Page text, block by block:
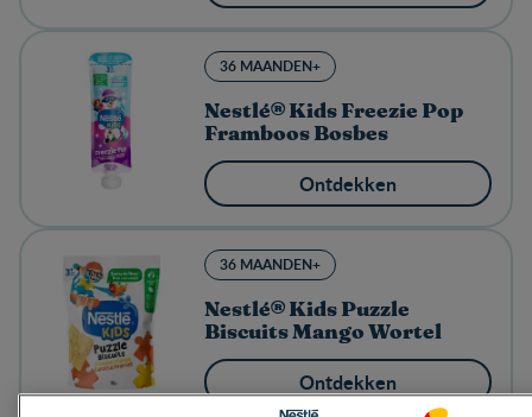
36 MAANDEN+
Nestlé® Kids Freezie Pop
Framboos Bosbes
Ontdekken
36 MAANDEN+
Nestlé® Kids Puzzle
Biscuits Mango Wortel
Ontdekken